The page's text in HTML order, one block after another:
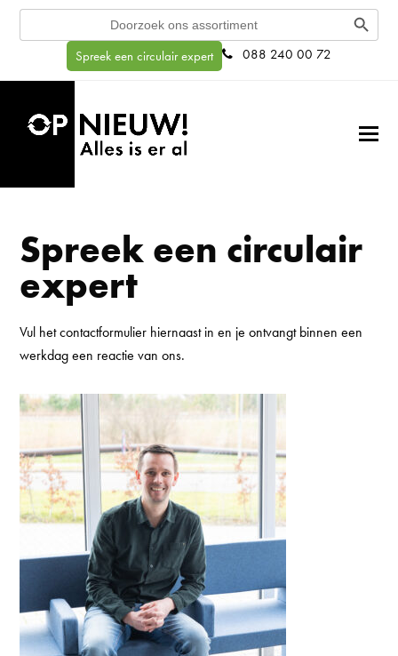
Search
Search Button
Spreek een circulair expert 088 240 00 72
Spreek een circulair
expert
Vul het contactformulier hiernaast in en je ontvangt binnen een
werkdag een reactie van ons.